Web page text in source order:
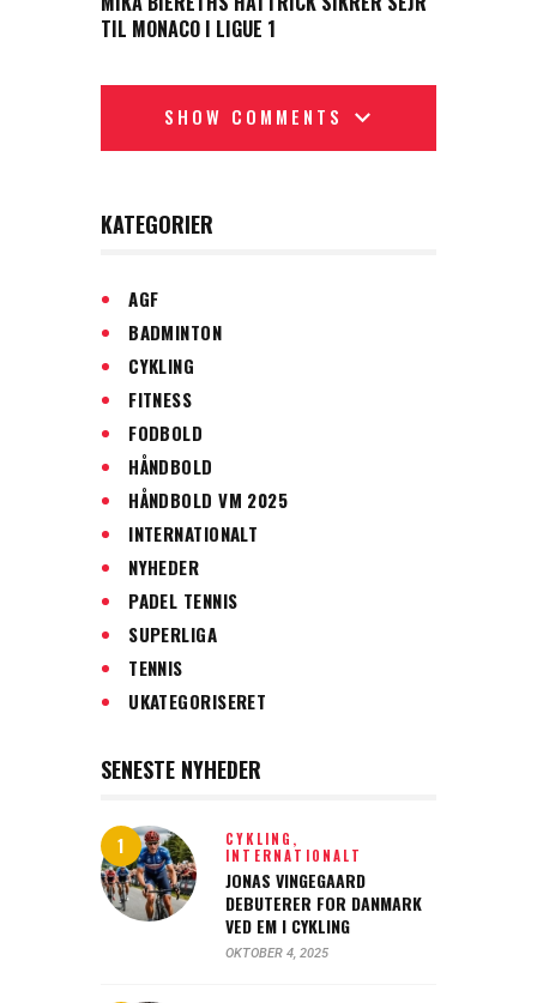
TIL MONACO I LIGUE 1
SHOW COMMENTS
KATEGORIER
AGF
BADMINTON
CYKLING
FITNESS
FODBOLD
HÅNDBOLD
HÅNDBOLD VM 2025
INTERNATIONALT
NYHEDER
PADEL TENNIS
SUPERLIGA
TENNIS
UKATEGORISERET
SENESTE NYHEDER
CYKLING,
INTERNATIONALT
JONAS VINGEGAARD
DEBUTERER FOR DANMARK
VED EM I CYKLING
OKTOBER 4, 2025